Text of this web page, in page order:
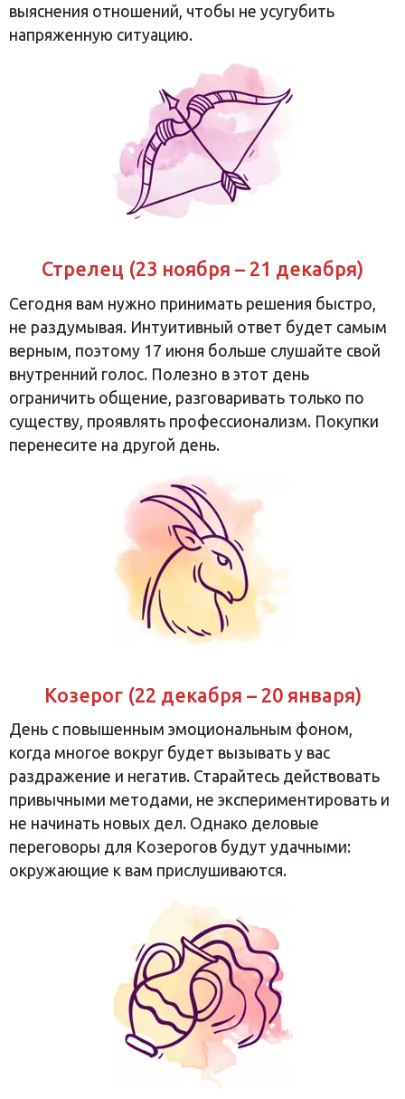
выяснения отношений, чтобы не усугубить
напряженную ситуацию.
Стрелец (23 ноября – 21 декабря)
Сегодня вам нужно принимать решения быстро,
не раздумывая. Интуитивный ответ будет самым
верным, поэтому 17 июня больше слушайте свой
внутренний голос. Полезно в этот день
ограничить общение, разговаривать только по
существу, проявлять профессионализм. Покупки
перенесите на другой день.
Козерог (22 декабря – 20 января)
День с повышенным эмоциональным фоном,
когда многое вокруг будет вызывать у вас
раздражение и негатив. Старайтесь действовать
привычными методами, не экспериментировать и
не начинать новых дел. Однако деловые
переговоры для Козерогов будут удачными:
окружающие к вам прислушиваются.